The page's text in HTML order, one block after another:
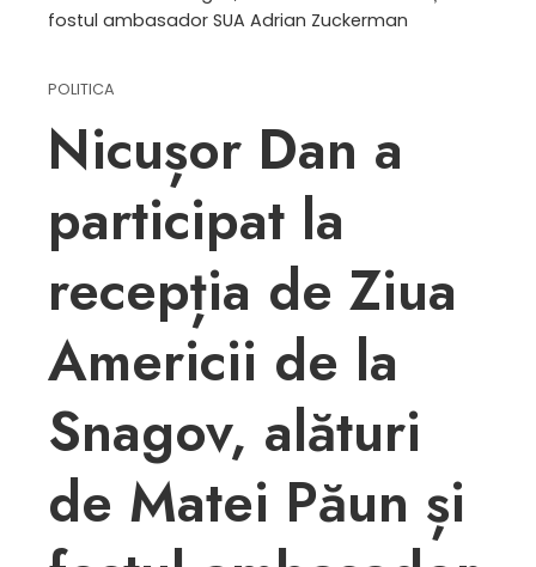
fostul ambasador SUA Adrian Zuckerman
POLITICA
Nicușor Dan a
participat la
recepția de Ziua
Americii de la
Snagov, alături
de Matei Păun și